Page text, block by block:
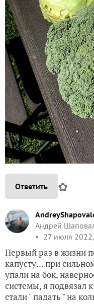
Ответить ✿
Андрей
27 июля
Первый раз в жизни
капусту… при
упали на бок,
системы, я
стали " падать " на